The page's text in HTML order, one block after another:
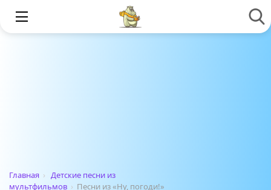
Главная › Детские песни из
мультфильмов › Песни из «Ну, погоди!»